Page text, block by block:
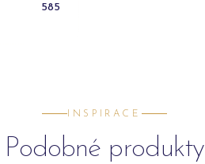
585
INSPIRACE
Podobné produkty